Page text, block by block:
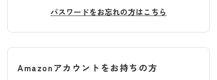
パスワードをお忘れの方はこちら
Amazonアカウントをお持ちの方